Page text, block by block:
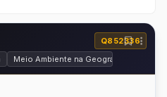
Q852336
Meio Ambiente na Geografia